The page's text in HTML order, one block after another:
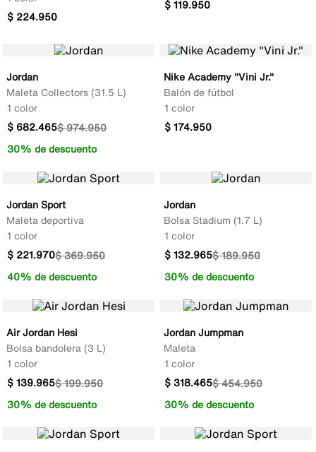
$ 224.950
$119.950
Jordan
Maleta Collectors (31.5 L)
1 color
$974.950
$ 682.465
30% de descuento
Nike Academy "Vini Jr."
Balón de fútbol
1 color
$174.950
Jordan Sport
Maleta deportiva
1 color
$369.950
$ 221.970
40% de descuento
Jordan
Bolsa Stadium (1.7 L)
1 color
$189.950
$132.965
30% de descuento
Air Jordan Hesi
Bolsa bandolera (3 L)
1 color
$199.950
$139.965
30% de descuento
Jordan Jumpman
Maleta
1 color
$454.950
$318.465
30% de descuento